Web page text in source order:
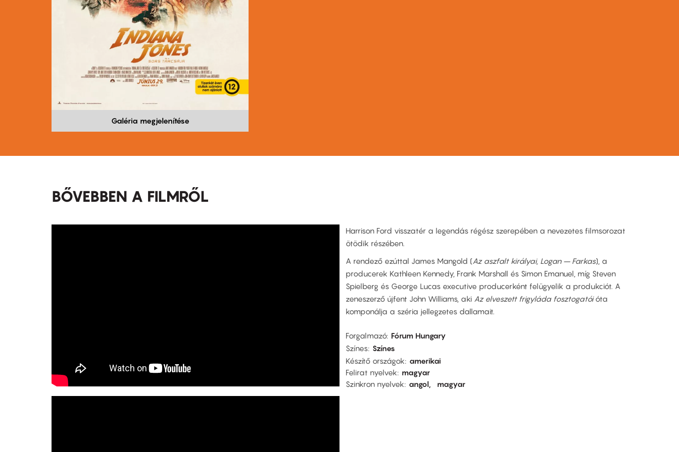
Galéria megjelenítése
BŐVEBBEN A FILMRŐL
Harrison Ford visszatér a legendás régész szerepében a nevezetes filmsorozat
ötödik részében.
A rendező ezúttal James Mangold (Az aszfalt királyai, Logan – Farkas), a
producerek Kathleen Kennedy, Frank Marshall és Simon Emanuel, míg Steven
Spielberg és George Lucas executive producerként felügyelik a produkciót. A
zeneszerző újfent John Williams, aki Az elveszett frigyláda fosztogatóióta
komponálja a széria jellegzetes dallamait.
Forgalmazó Fórum Hungary
Színes Színes
Készítő országok
amerikai
Felirat nyelvek
magyar
Szinkron nyelvek
angol magyar